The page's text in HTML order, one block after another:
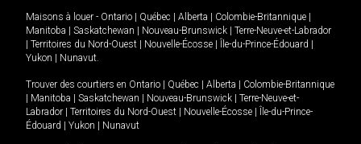
Maisons à louer - Ontario Québec Alberta Colombie-Britannique
Manitoba
Saskatchewan Nouveau-Brunswick
Terre-Neuve-et-Labrador
Territoires du Nord-Ouest Nouvelle-Écosse Île-du-Prince-Édouard
Yukon
Nunavut.
Trouver des courtiers en Ontario Québec Alberta
Colombie-Britannique
Manitoba Saskatchewan Nouveau-Brunswick
Terre-Neuve-et-
Labrador
Territoires du Nord-Ouest Nouvelle-Écosse
Île-du-Prince-
Édouard
Yukon Nunavut